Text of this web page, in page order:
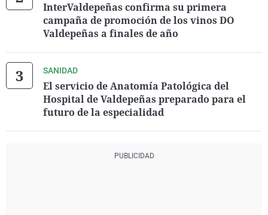
InterValdepeñas confirma su primera
campaña de promoción de los vinos DO
Valdepeñas a finales de año
SANIDAD
El servicio de Anatomía Patológica del
Hospital de Valdepeñas preparado para el
futuro de la especialidad